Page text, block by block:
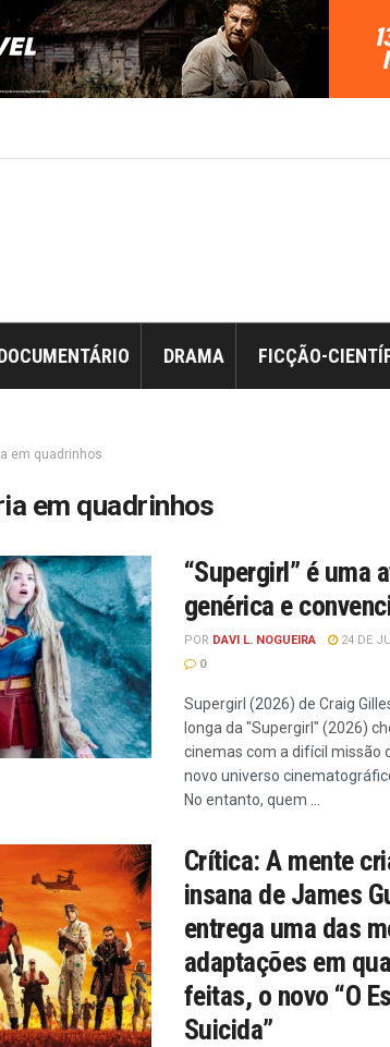
DRAMA FICÇÃO-
em quadrinhos
em quadrinhos
“Supergirl” é uma
genérica e
POR DAVI L. NOGUEIRA
24 DE
0
Supergirl (2026) de Craig
longa da "Supergirl" (2026)
cinemas com a difícil missão
novo universo
No entanto, quem ...
Crítica: A mente
insana de James
entrega uma das
adaptações em
feitas, o novo “O
Suicida”